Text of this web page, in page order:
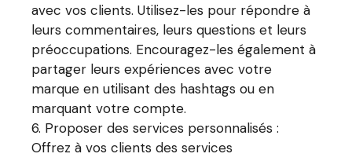
avec vos clients. Utilisez-les pour répondre à
leurs commentaires, leurs questions et leurs
préoccupations. Encouragez-les également à
partager leurs expériences avec votre
marque en utilisant des hashtags ou en
marquant votre compte.
Proposer des services personnalisés :
Offrez à vos clients des services